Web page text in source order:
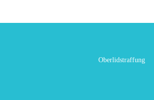
Oberlidstraffung